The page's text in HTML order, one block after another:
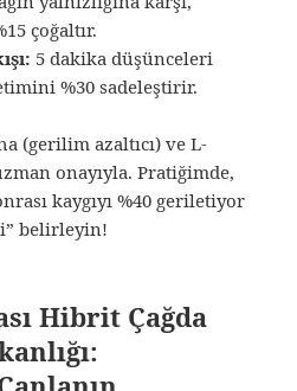
çoğaltır.
5 dakika düşünceleri
%30 sadeleştirir.
(gerilim azaltıcı) ve L-
onayıyla. Pratiğimde,
kaygıyı %40 geriletiyor
belirleyin!
Hibrit Çağda